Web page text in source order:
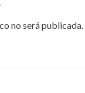
no será publicada.